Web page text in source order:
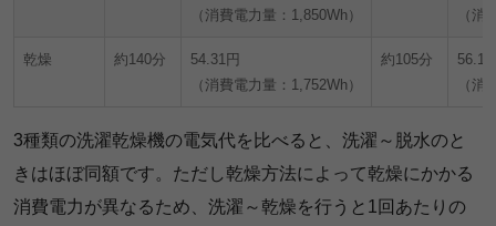
（消費電力量：1,850Wh）
（消
乾燥 約140分
54.31円
（消費電力量：1,752Wh）
約105分
56.17
（消
3種類の洗濯乾燥機の電気代を比べると、洗濯～脱水のと
きはほぼ同額です。ただし乾燥方法によって乾燥にかかる
消費電力が異なるため、洗濯～乾燥を行うと1回あたりの